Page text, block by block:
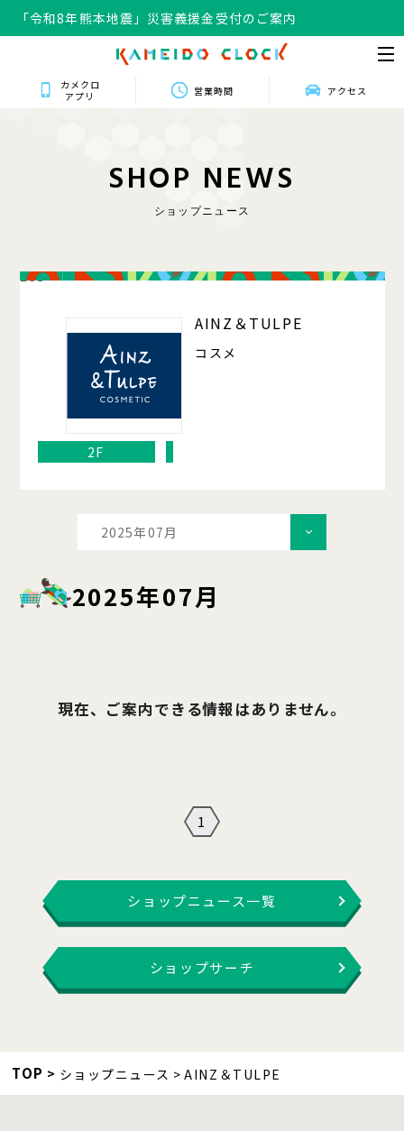
「令和8年熊本地震」災害義援金受付のご案内
カメクロ
アプリ
営業時間 アクセス
SHOP NEWS
ショップニュース
203
AINZ＆TULPE
コスメ
2F
2025年07月
2025年07月
現在、ご案内できる情報はありません。
1
ショップニュース一覧
ショップサーチ
TOP ショップニュース AINZ＆TULPE